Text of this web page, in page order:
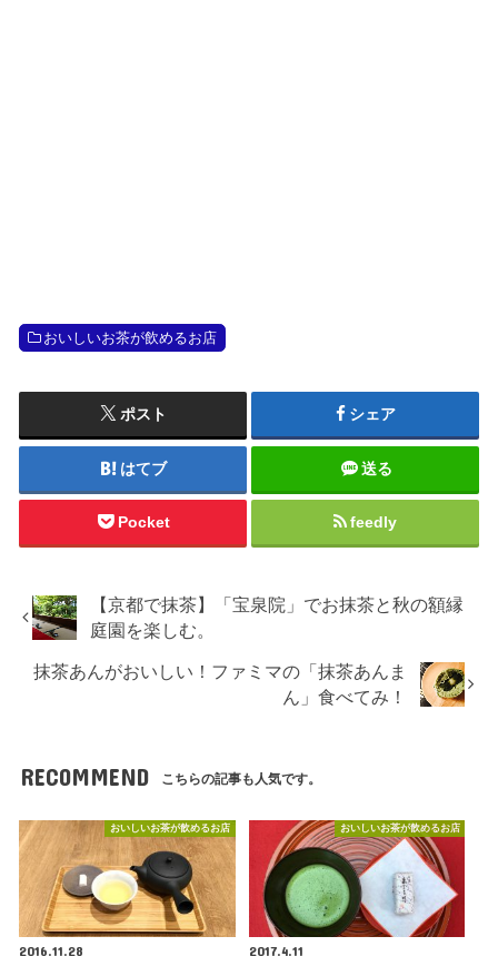
おいしいお茶が飲めるお店
ポスト シェア
はてブ 送る
Pocket feedly
【京都で抹茶】「宝泉院」でお抹茶と秋の額縁
庭園を楽しむ。
抹茶あんがおいしい！ファミマの「抹茶あんま
ん」食べてみ！
RECOMMEND こちらの記事も人気です。
おいしいお茶が飲めるお店
2016.11.28
おいしいお茶が飲めるお店
2017.4.11